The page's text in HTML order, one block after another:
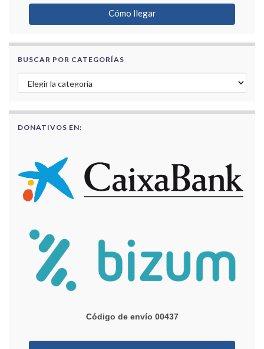
Cómo llegar
BUSCAR POR CATEGORÍAS
Buscar por categorías
DONATIVOS EN:
Código de envío 00437